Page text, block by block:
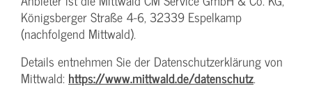
Königsberger Straße 4-6, 32339 Espelkamp
(nachfolgend Mittwald).
Details entnehmen Sie der Datenschutzerklärung von
Mittwald: https://www.mittwald.de/datenschutz.